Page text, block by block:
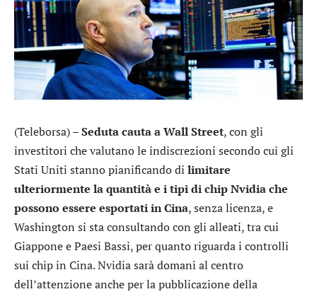
(Teleborsa) –Seduta cauta a Wall Street, con gli
investitori che valutano le indiscrezioni secondo cui gli
Stati Uniti stanno pianificando di limitare
ulteriormente la quantità e i tipi di chip Nvidia che
possono essere esportati in Cina, senza licenza, e
Washington si sta consultando con gli alleati, tra cui
Giappone e Paesi Bassi, per quanto riguarda i controlli
sui chip in Cina.Nvidiasarà domani al centro
dell’attenzione anche per la pubblicazione della